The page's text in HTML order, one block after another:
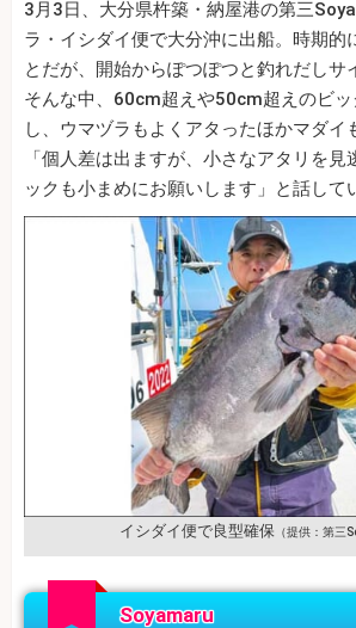
3月3日、大分県杵築・納屋港の第三
ラ・イシダイ便で大分沖に出船。時期的
とだが、開始からぽつぽつと釣れだしサ
そんな中、60cm超えや50cm超えのビ
し、ウマヅラもよくアタったほかマダイ
「個人差は出ますが、小さなアタリを見
ックも小まめにお願いします」と話して
イシダイ便で良型確保 （提供：第三
Soyamaru